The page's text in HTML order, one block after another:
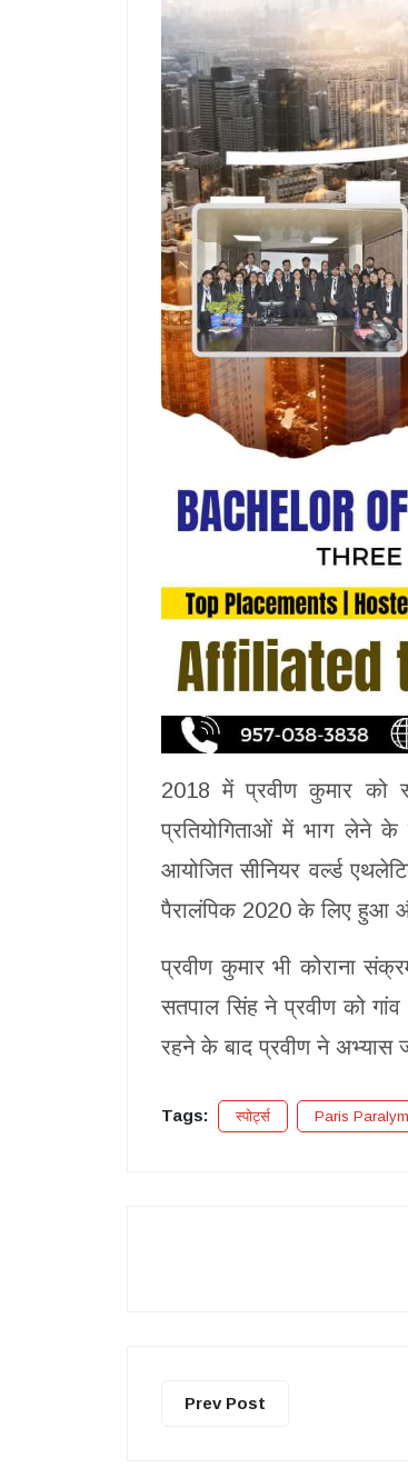
2018 में प्रवीण कुमार को
प्रतियोगिताओं में भाग लेने के
आयोजित सीनियर वर्ल्ड
पैरालंपिक 2020 के लिए हुआ
प्रवीण कुमार भी कोराना
सतपाल सिंह ने प्रवीण को
रहने के बाद प्रवीण ने अभ्यास
Tags: स्पोर्ट्स Paris
Prev Post